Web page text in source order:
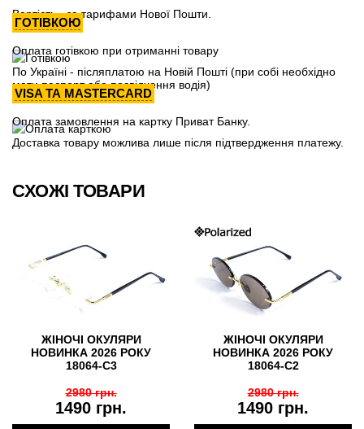
Вартість - за тарифами Нової Пошти.
ГОТІВКОЮ
Оплата готівкою при отриманні товару
По Україні - післяплатою на Новій Пошті (при собі необхідно
мати паспорт або посвідчення водія)
VISA ТА MASTERCARD
Оплата замовлення на картку Приват Банку.
Доставка товару можлива лише після підтвердження платежу.
СХОЖІ ТОВАРИ
ЖІНОЧІ ОКУЛЯРИ
НОВИНКА 2026 РОКУ
18064-C3
1490 грн.
2980 грн.
ЖІНОЧІ ОКУЛЯРИ
НОВИНКА 2026 РОКУ
18064-C2
1490 грн.
2980 грн.